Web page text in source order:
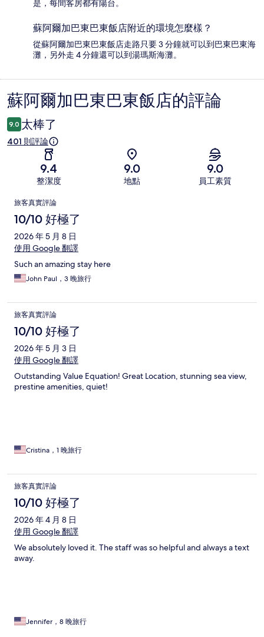
是，每間客房都有陽台。
蘇阿爾加巴東巴東飯店附近的環境怎麼樣？
從蘇阿爾加巴東巴東飯店走路只要 3 分鐘就可以到巴東巴東海
灘，另外走 4 分鐘還可以到湯瑪斯海灘。
評
論
蘇阿爾加巴東巴東飯店的評論
9.0 太棒了
401 則評論
9.4
整潔度
9.0
地點
9.0
員工素質
評
論
旅客真實評論
10/10 好極了
2026 年 5 月 8 日
使用 Google 翻譯
Such an amazing stay here
John Paul，3 晚旅行
旅客真實評論
10/10 好極了
2026 年 5 月 3 日
使用 Google 翻譯
Outstanding Value Equation! Great Location, stunning sea view,
prestine amenities, quiet!
Cristina，1 晚旅行
旅客真實評論
10/10 好極了
2026 年 4 月 8 日
使用 Google 翻譯
We absolutely loved it. The staff was so helpful and always a text
away.
Jennifer，8 晚旅行